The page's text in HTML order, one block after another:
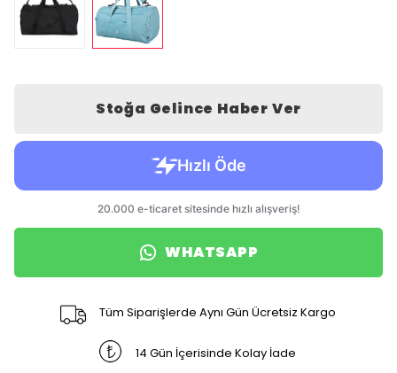
Stoğa Gelince Haber Ver
WHATSAPP
Tüm Siparişlerde Aynı Gün Ücretsiz Kargo
14 Gün İçerisinde Kolay İade